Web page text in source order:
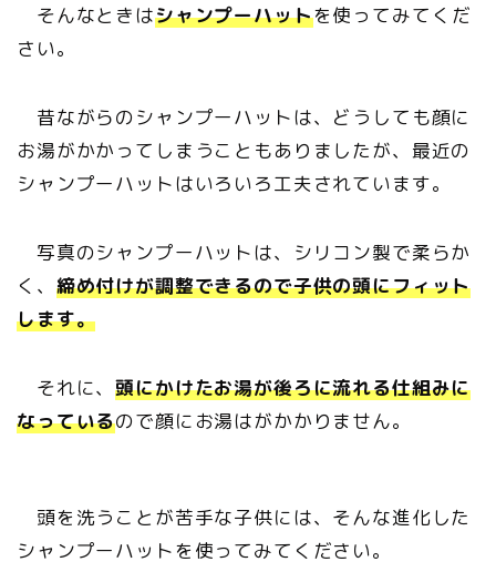
そんなときはシャンプーハットを使ってみてくだ
さい。
昔ながらのシャンプーハットは、どうしても顔に
お湯がかかってしまうこともありましたが、最近の
シャンプーハットはいろいろ工夫されています。
写真のシャンプーハットは、シリコン製で柔らか
く、 締め付けが調整できるので子供の頭にフィット
します。
それに、頭にかけたお湯が後ろに流れる仕組みに
なっているので顔にお湯はがかかりません。
頭を洗うことが苦手な子供には、そんな進化した
シャンプーハットを使ってみてください。